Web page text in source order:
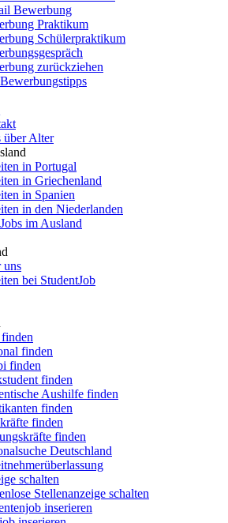
Bewerbung
Praktikum
Schülerpraktikum
zurückziehen
über Alter
in Portugal
in Griechenland
in Spanien
in den Niederlanden
im Ausland
uns
bei StudentJob
finden
finden
finden
Aushilfe finden
finden
finden
finden
Deutschland
schalten
Stellenanzeige schalten
inserieren